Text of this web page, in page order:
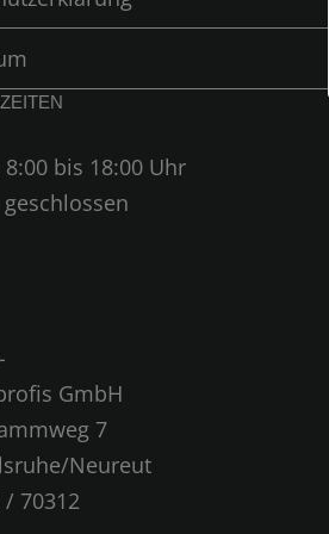
bis 18:00 Uhr
GmbH
7
Neureut
/ 70312